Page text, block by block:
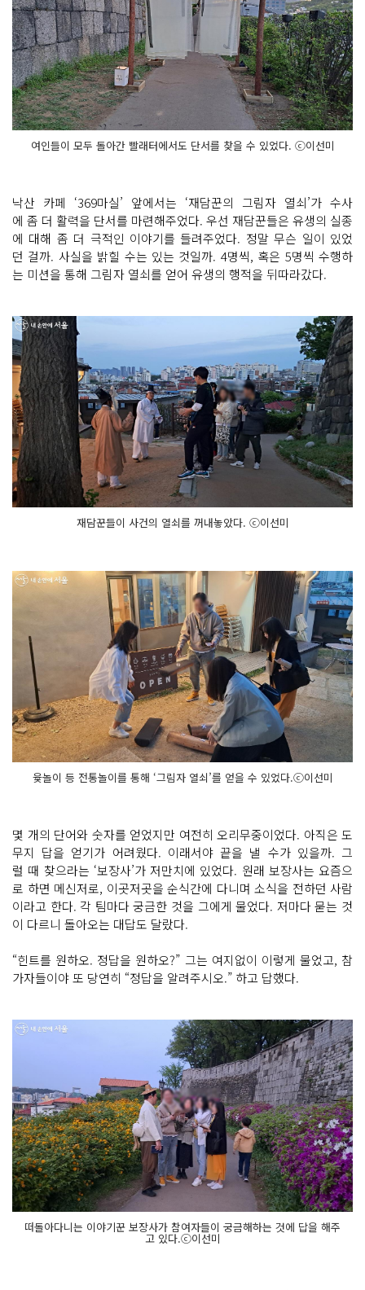
여인들이 모두 돌아간 빨래터에서도 단서를 찾을 수 있었다. ⓒ이선미
낙산 카페 ‘369마실’ 앞에서는 ‘재담꾼의 그림자 열쇠’가 수사
에 좀 더 활력을 단서를 마련해주었다. 우선 재담꾼들은 유생의 실종
에 대해 좀 더 극적인 이야기를 들려주었다. 정말 무슨 일이 있었
던 걸까. 사실을 밝힐 수는 있는 것일까. 4명씩, 혹은 5명씩 수행하
는 미션을 통해 그림자 열쇠를 얻어 유생의 행적을 뒤따라갔다.
재담꾼들이 사건의 열쇠를 꺼내놓았다. ⓒ이선미
윷놀이 등 전통놀이를 통해 ‘그림자 열쇠’를 얻을 수 있었다.ⓒ이선미
몇 개의 단어와 숫자를 얻었지만 여전히 오리무중이었다. 아직은 도
무지 답을 얻기가 어려웠다. 이래서야 끝을 낼 수가 있을까. 그
럴 때 찾으라는 ‘보장사’가 저만치에 있었다. 원래 보장사는 요즘으
로 하면 메신저로, 이곳저곳을 순식간에 다니며 소식을 전하던 사람
이라고 한다. 각 팀마다 궁금한 것을 그에게 물었다. 저마다 묻는 것
이 다르니 돌아오는 대답도 달랐다.
“힌트를 원하오. 정답을 원하오?” 그는 여지없이 이렇게 물었고, 참
가자들이야 또 당연히 “정답을 알려주시오.” 하고 답했다.
떠돌아다니는 이야기꾼 보장사가 참여자들이 궁금해하는 것에 답을 해주
고 있다.ⓒ이선미